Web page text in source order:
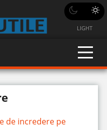
LIGHT
de incredere pe